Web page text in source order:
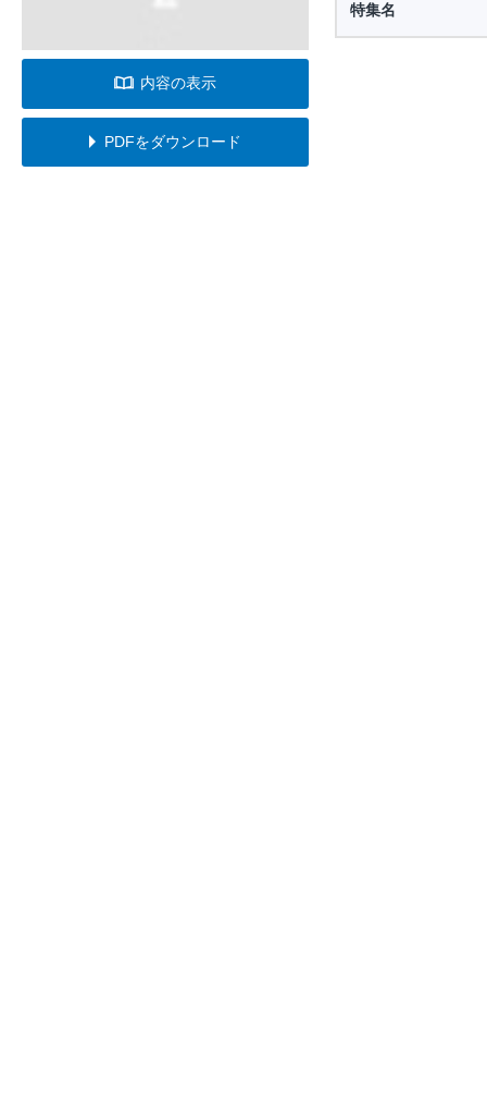
内容の表示
PDFをダウンロード
特集名